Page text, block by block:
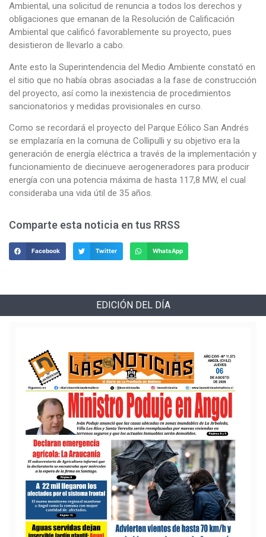
Ambiental, una solicitud de renuncia a todos los derechos y
obligaciones que emanan de la Resolución de Calificación
Ambiental que calificó favorablemente su proyecto, pues
desistieron de llevarlo a cabo.
Ante esto la Superintendencia del Medio Ambiente constató en
el sitio que no había obras asociadas a la fase de construcción
del proyecto, así como la inexistencia de procedimientos
sancionatorios y medidas provisionales en curso.
Como se recordará el proyecto del Parque Eólico San Andrés
se emplazaría en la comuna de Collipulli y su objetivo era la
generación de energía eléctrica a través de la implementación y
funcionamiento de diecinueve aerogeneradores para producir
energía con una potencia máxima de hasta 117,8 MW, el cual
consideraba una vida útil de 35 años.
Comparte esta noticia en tus RRSS
Facebook Twitter WhatsApp
EDICIÓN DEL DÍA